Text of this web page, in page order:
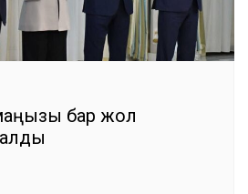
бар жол